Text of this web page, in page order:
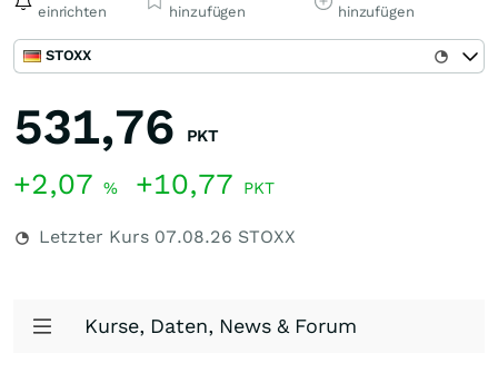
einrichten
hinzufügen
hinzufügen
STOXX
531,76 PKT
+2,07 % +10,77 PKT
Letzter Kurs 07.08.26 STOXX
Kurse, Daten, News & Forum